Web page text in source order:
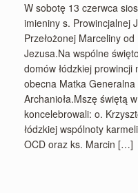
W sobotę 13 czerwca
imieniny s. Prowincjalnej
Przełożonej Marceliny
Jezusa.Na wspólne
domów łódzkiej
obecna Matka Generalna
Archanioła.Mszę świętą
koncelebrowali: o.
łódzkiej wspólnoty
OCD oraz ks. Marcin […]